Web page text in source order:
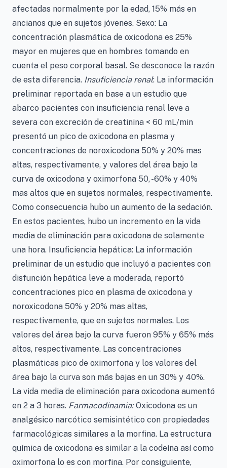
afectadas normalmente por la edad, 15% más en
ancianos que en sujetos jóvenes. Sexo: La
concentración plasmática de oxicodona es 25%
mayor en mujeres que en hombres tomando en
cuenta el peso corporal basal. Se desconoce la razón
de esta diferencia. Insuficiencia renal: La información
preliminar reportada en base a un estudio que
abarco pacientes con insuficiencia renal leve a
severa con excreción de creatinina < 60 mL/min
presentó un pico de oxicodona en plasma y
concentraciones de noroxicodona 50% y 20% mas
altas, respectivamente, y valores del área bajo la
curva de oxicodona y oximorfona 50, -60% y 40%
mas altos que en sujetos normales, respectivamente.
Como consecuencia hubo un aumento de la sedación.
En estos pacientes, hubo un incremento en la vida
media de eliminación para oxicodona de solamente
una hora. Insuficiencia hepática: La información
preliminar de un estudio que incluyó a pacientes con
disfunción hepática leve a moderada, reportó
concentraciones pico en plasma de oxicodona y
noroxicodona 50% y 20% mas altas,
respectivamente, que en sujetos normales. Los
valores del área bajo la curva fueron 95% y 65% más
altos, respectivamente. Las concentraciones
plasmáticas pico de oximorfona y los valores del
área bajo la curva son más bajas en un 30% y 40%.
La vida media de eliminación para oxicodona aumentó
en 2 a 3 horas. Farmacodinamia:Oxicodona es un
analgésico narcótico semisintético con propiedades
farmacológicas similares a la morfina. La estructura
química de oxicodona es similar a la codeína así como
oximorfona lo es con morfina. Por consiguiente,